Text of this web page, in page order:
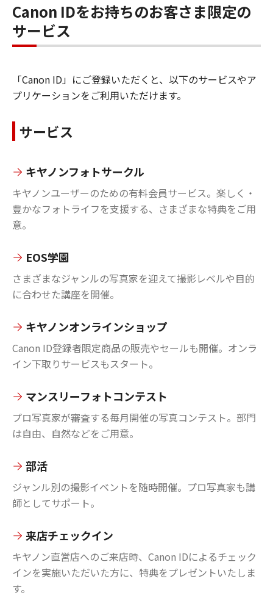
Canon IDをお持ちのお客さま限定の
サービス
「Canon ID」にご登録いただくと、以下のサービスやア
プリケーションをご利用いただけます。
サービス
キヤノンフォトサークル
キヤノンユーザーのための有料会員サービス。楽しく・
豊かなフォトライフを支援する、さまざまな特典をご用
意。
EOS学園
さまざまなジャンルの写真家を迎えて撮影レベルや目的
に合わせた講座を開催。
キヤノンオンラインショップ
Canon ID登録者限定商品の販売やセールも開催。オンラ
イン下取りサービスもスタート。
マンスリーフォトコンテスト
プロ写真家が審査する毎月開催の写真コンテスト。部門
は自由、自然などをご用意。
部活
ジャンル別の撮影イベントを随時開催。プロ写真家も講
師としてサポート。
来店チェックイン
キヤノン直営店へのご来店時、Canon IDによるチェック
インを実施いただいた方に、特典をプレゼントいたしま
す。